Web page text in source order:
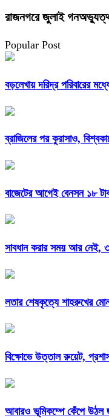
রাজনগরে জুলাই
Popular Post
বড়লেখায় দরিদ্র পরিবারের
ব্রাজিলের পর কুরাসাও,
বাজেটের আগেই বেনসন ১৮
সাবধান করার সময় আর নেই, ৩
লতার শেষকৃত্যে শাহরুখের
বিক্ষোভে উত্তাল রুয়েট,
আবারও ভূমিকম্পে কেঁপে উঠল